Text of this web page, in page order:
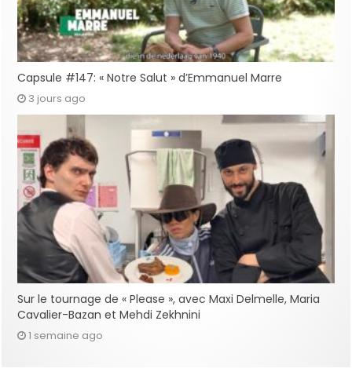
Capsule #147: « Notre Salut » d’Emmanuel Marre
3 jours ago
Sur le tournage de « Please », avec Maxi Delmelle, Maria
Cavalier-Bazan et Mehdi Zekhnini
1 semaine ago